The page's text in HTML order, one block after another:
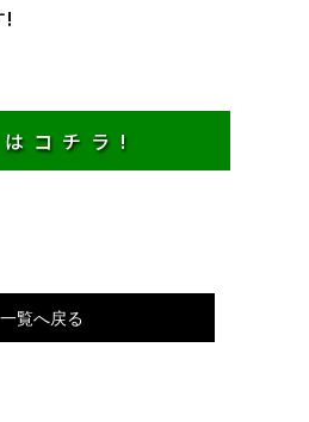
!
コチラ!
一覧へ戻る